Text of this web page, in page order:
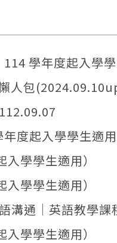
學年度起入學學
人包
度起入學學生適用
學學生適用）
學學生適用）
溝通｜英語教學課
學學生適用）